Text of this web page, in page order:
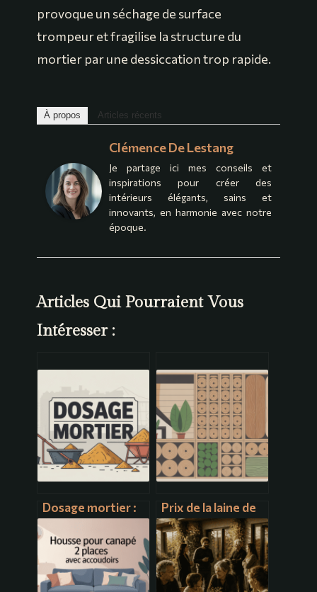
provoque un séchage de surface
trompeur et fragilise la structure du
mortier par une dessiccation trop rapide.
À propos Articles récents
Clémence De Lestang
Je partage ici mes conseils et
inspirations pour créer des
intérieurs élégants, sains et
innovants, en harmonie avec notre
époque.
Articles Qui Pourraient Vous
Intéresser :
Dosage mortier :
proportions,
calculs et conseils
pour ne pas se
tromper
Prix de la laine de
bois au m2 : guide
complet pour bien
acheter